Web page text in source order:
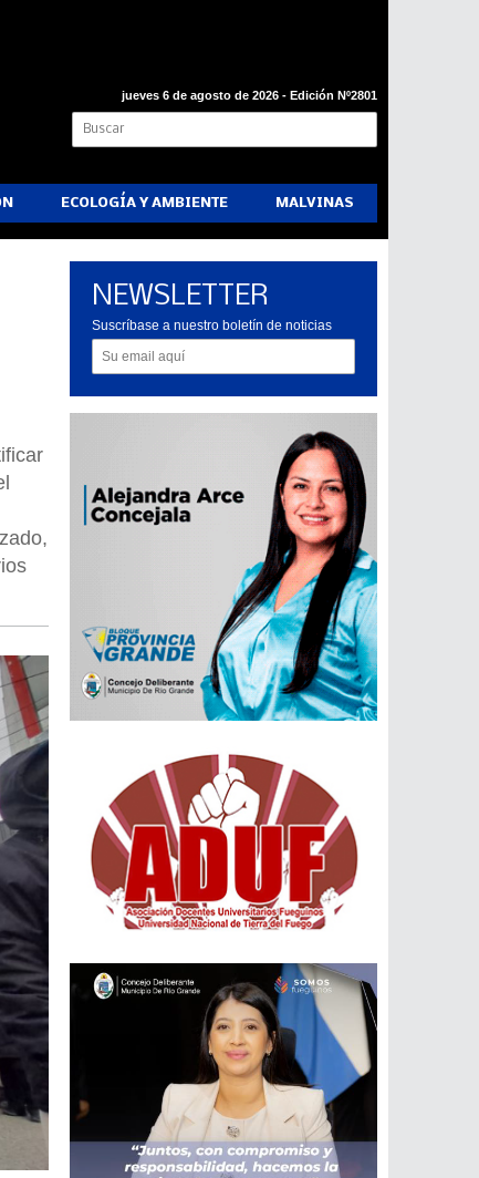
jueves 6 de agosto de 2026 - Edición Nº2801
ECOLOGÍA Y AMBIENTE MALVINAS
NEWSLETTER
Suscríbase a nuestro boletín de noticias